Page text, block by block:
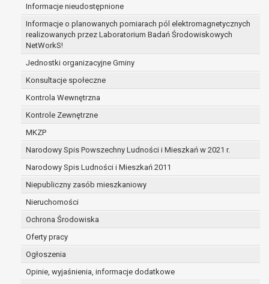
Informacje nieudostępnione
Informacje o planowanych pomiarach pól elektromagnetycznych
realizowanych przez Laboratorium Badań Środowiskowych
NetWorkS!
Jednostki organizacyjne Gminy
Konsultacje społeczne
Kontrola Wewnętrzna
Kontrole Zewnętrzne
MKZP
Narodowy Spis Powszechny Ludności i Mieszkań w 2021 r.
Narodowy Spis Ludności i Mieszkań 2011
Niepubliczny zasób mieszkaniowy
Nieruchomości
Ochrona Środowiska
Oferty pracy
Ogłoszenia
Opinie, wyjaśnienia, informacje dodatkowe
zabezpieczenia ewentualnych roszczeń, a w
przypadku wyrażenia zgody na przetwarzanie
danych po zakończeniu i rozliczeniu umowy, do
czasu wycofania tej zgody.
Ponadto w przypadku umów o dofinansowanie
dane osobowe od momentu pozyskania
przechowywane są przez okres wynikający z
umowy o dofinansowanie zawartej między
beneficjentem a określoną instytucją, trwałości
danego projektu i konieczności zachowania
dokumentacji projektu do celów kontrolnych.
W związku z przetwarzaniem przez
administratora danych osobowych przysługuje
Pani/Panu:
prawo dostępu do treści danych oraz
otrzymywania ich kopii na podstawie art. 15
RODO;
podstawie art. 16 RODO,
dane są nieprawidłowe lub